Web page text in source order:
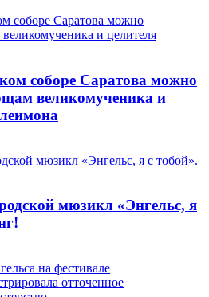
соборе Саратова можно
великомученика и
мюзикл «Энгельс, я